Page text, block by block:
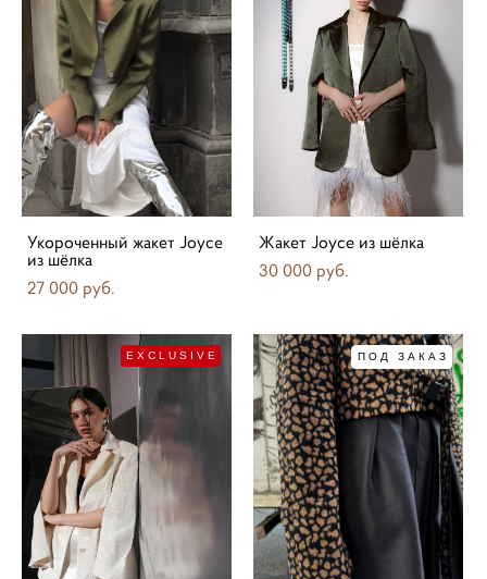
Укороченный жакет Joyce
из шёлка
27 000 pуб.
Жакет Joyce из шёлка
30 000 pуб.
EXCLUSIVE ПОД ЗАКАЗ